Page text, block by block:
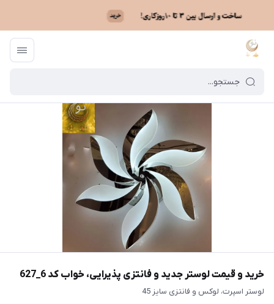
ماه نو / فهرست محصولات
خرید و قیمت لوستر جدید و فانتزی پذیرایی، خواب کد 6_627
لوستر اسپرت، لوکس و فانتزی سایز 45